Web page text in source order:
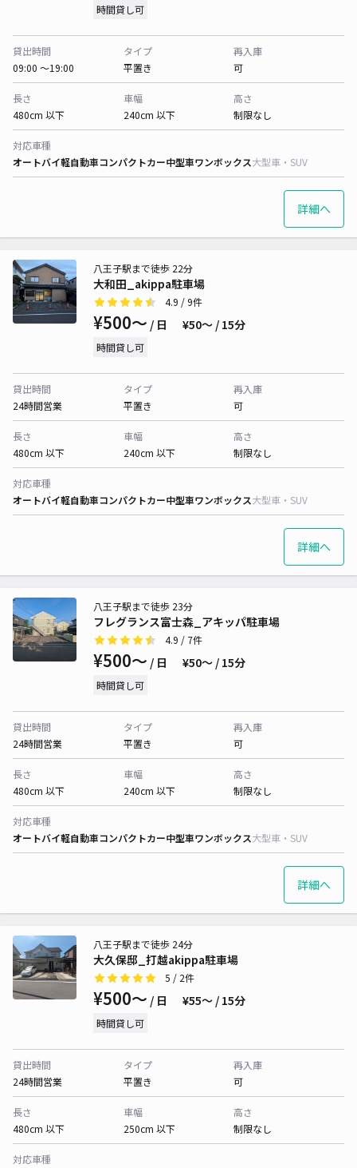
時間貸し可
貸出時間
09:00 〜19:00
タイプ
平置き
再入庫
可
長さ
480cm 以下
車幅
240cm 以下
高さ
制限なし
対応車種
オートバイ軽自動車コンパクトカー中型車ワンボックス大型車・SUV
詳細へ
大和田_akippa駐車場
八王子駅まで徒歩 22分
4.9 / 9件
¥500〜 / 日 ¥50〜 / 15分
時間貸し可
貸出時間
24時間営業
タイプ
平置き
再入庫
可
長さ
480cm 以下
車幅
240cm 以下
高さ
制限なし
対応車種
オートバイ軽自動車コンパクトカー中型車ワンボックス大型車・SUV
詳細へ
フレグランス富士森_アキッパ駐車場
八王子駅まで徒歩 23分
4.9 / 7件
¥500〜 / 日 ¥50〜 / 15分
時間貸し可
貸出時間
24時間営業
タイプ
平置き
再入庫
可
長さ
480cm 以下
車幅
240cm 以下
高さ
制限なし
対応車種
オートバイ軽自動車コンパクトカー中型車ワンボックス大型車・SUV
詳細へ
大久保邸_打越akippa駐車場
八王子駅まで徒歩 24分
5 / 2件
¥500〜 / 日 ¥55〜 / 15分
時間貸し可
貸出時間
24時間営業
タイプ
平置き
再入庫
可
長さ
480cm 以下
車幅
250cm 以下
高さ
制限なし
対応車種